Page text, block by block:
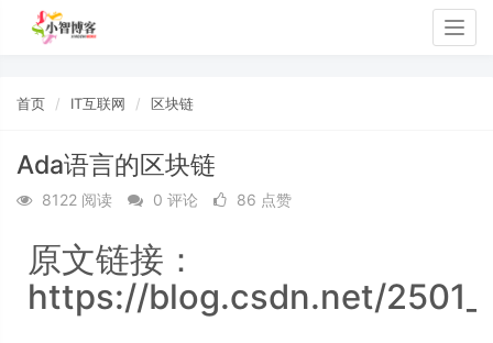
首页 IT互联网 区块链
Ada语言的区块链
8122 阅读 0 评论 86 点赞
原文链接：
https://blog.csdn.net/